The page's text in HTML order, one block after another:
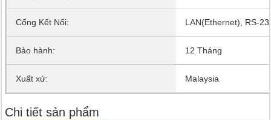
Cổng Kết Nối: LAN(Ethernet), RS-
Bảo hành: 12 Tháng
Xuất xứ: Malaysia
Chi tiết sản phẩm